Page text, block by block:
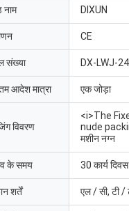
नाम DIXUN
CE
संख्या DX-LWJ-
आदेश मात्रा एक जोड़ा
विवरण
<i>The
nude
मशीन नग्न
के समय 30 कार्य दिवस
शर्तें एल / सी, टी /